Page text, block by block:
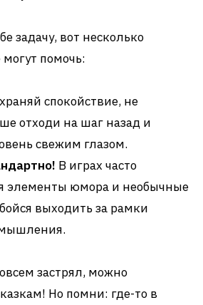
задачу, вот несколько
помочь:
спокойствие, не
отходи на шаг назад и
свежим глазом.
В играх часто
элементы юмора и необычные
выходить за рамки
застрял, можно
Но помни: где-то в